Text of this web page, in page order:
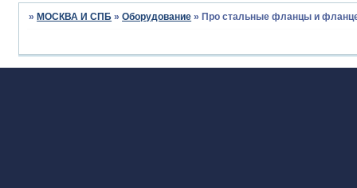
»МОСКВА И СПБ »Оборудование »Про стальные фланцы и